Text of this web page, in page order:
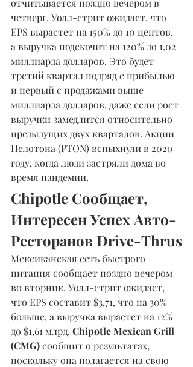
отчитывается поздно вечером в
четверг. Уолл-стрит ожидает, что
EPS вырастет на 150% до 10 центов,
а выручка подскочит на 120% до 1,02
миллиарда долларов. Это будет
третий квартал подряд с прибылью
и первый с продажами выше
миллиарда долларов, даже если рост
выручки замедлится относительно
предыдущих двух кварталов. Акции
Пелотона (PTON) вспыхнули в 2020
году, когда люди застряли дома во
время пандемии.
Chipotle Сообщает,
Интересен Успех Авто-
Ресторанов Drive-Thrus
Мексиканская сеть быстрого
питания сообщает поздно вечером
во вторник. Уолл-стрит ожидает,
что EPS составит $3,71, что на 30%
больше, а выручка вырастет на 12%
до $1,61 млрд. Chipotle Mexican Grill
(CMG) сообщит о результатах,
поскольку она полагается на свою